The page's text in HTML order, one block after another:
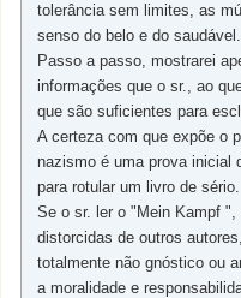
tolerância sem limites, as
senso do belo e do
Passo a passo, mostrarei
informações que o sr., ao
que são suficientes para
A certeza com que expõe o
nazismo é uma prova inicial
para rotular um livro de sério.
Se o sr. ler o "Mein Kampf
distorcidas de outros
totalmente não gnóstico ou
a moralidade e